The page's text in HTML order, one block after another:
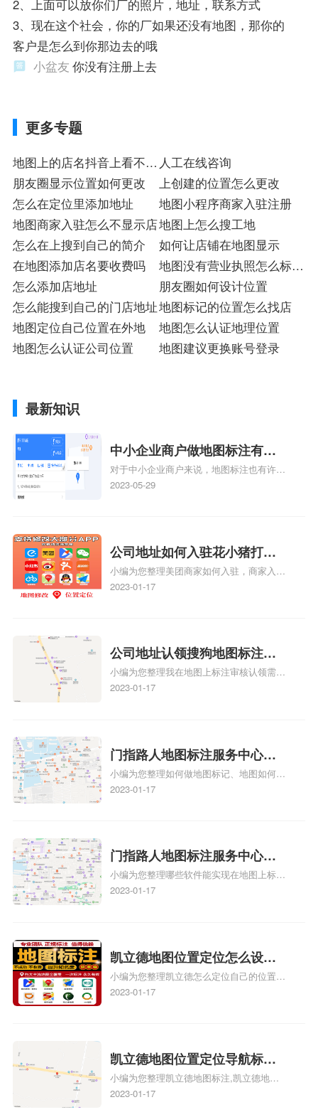
2、上面可以放你们厂的照片，地址，联系方式
3、现在这个社会，你的厂如果还没有地图，那你的
客户是怎么到你那边去的哦
小盆友 你没有注册上去
更多专题
地图上的店名抖音上看不到
店
人工在线咨询
朋友圈显示位置如何更改
上创建的位置怎么更改
怎么在定位里添加地址
地图小程序商家入驻注册
地图商家入驻怎么不显示店地图上怎么搜工地
怎么在上搜到自己的简介
如何让店铺在地图显示
在地图添加店名要收费吗
地图没有营业执照怎么标注
店名
怎么添加店地址
朋友圈如何设计位置
怎么能搜到自己的门店地址地图标记的位置怎么找店
地图定位自己位置在外地
地图怎么认证地理位置
地图怎么认证公司位置
地图建议更换账号登录
最新知识
中小企业商户做地图标注有什
么好处
对于中小企业商户来说，地图标注也有许多
好处，包括：提高可见性和曝光率：通过在
位置，增加商户被发现的机会。方便客户导
航：地图标注可以帮助客户更容易地找到商
户的实际位置。特别是对于新客户或不熟悉
该地区的客户来说，地图标注可以提供明确
图标注服务中心面的存在。对于一些客户来
说，实体指路人地
2023-05-29
公司地址如何入驻花小猪打车
地图标记？指路人地图标注服
务中心铺如何入驻花小猪打车
小编为您整理美团商家如何入驻，商家入驻
教程、商家如何入驻地图、如何入驻地:、
2023-01-17
公司地址认领搜狗地图标注多
久审核？公司地址认领地图标
注多久审核？
小编为您整理我在地图上标注审核认领需要
多久、我在地图上标注审核认领需要多久
情可查看下方正文！
2023-01-17
门指路人地图标注服务中心如
何做花小猪打车地图位置标
记？门指路人地图标注服务中
小编为您整理如何做地图标记、地图如何做
标记、so搜街景中如何做标记、360e启花贷
关地图标注知识，详情可查看下方正文！
2023-01-17
门指路人地图标注服务中心地
图位置地址标记？门指路人地
图标注服务中心苹果地图位置
小编为您整理哪些软件能实现在地图上标记
门指路人地图标注服务中心位置、门指路人
门指路人地图标注服务中心地址标注上地图
怎么弄相关地图标注知识，详情可查看下方
正文！
2023-01-17
凯立德地图位置定位怎么设置
自己的指路人地图标注服务中
心名？凯立德地图位置定位怎
小编为您整理凯立德怎么定位自己的位置
啊、手机凯立德地图定位怎么设置往上走、
地图标注服务中心铺招牌相关地图标注知
识，详情可查看下方正文！
2023-01-17
凯立德地图位置定位导航标
注？凯立德地图位置定位,导航,
标注？
小编为您整理凯立德地图标注,凯立德地图
标注怎么做啊、凯立德地图标注,凯立德地
2023-01-17